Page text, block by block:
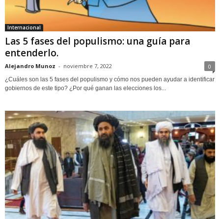
Internacional
Las 5 fases del populismo: una guía para
entenderlo.
Alejandro Munoz - noviembre 7, 2022 0
¿Cuáles son las 5 fases del populismo y cómo nos pueden ayudar a identificar
gobiernos de este tipo? ¿Por qué ganan las elecciones los...